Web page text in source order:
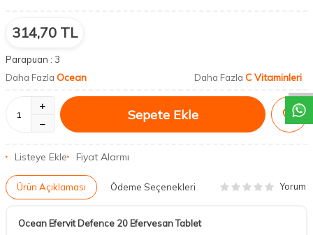
DESTEK
314,70 TL
Parapuan : 3
Daha Fazla Ocean Daha Fazla C Vitaminleri
Sepete Ekle
Listeye Ekle Fiyat Alarmı
Ürün Açıklaması Ödeme Seçenekleri Yorum
Ocean Efervit Defence 20 Efervesan Tablet